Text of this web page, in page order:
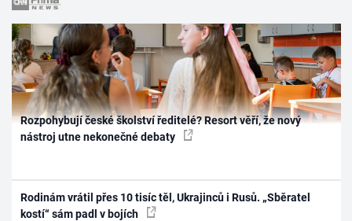
Rozpohybují české školství ředitelé? Resort věří, že nový
nástroj utne nekonečné debaty
Rodinám vrátil přes 10 tisíc těl, Ukrajinců i Rusů. „Sběratel
kostí“ sám padl v bojích